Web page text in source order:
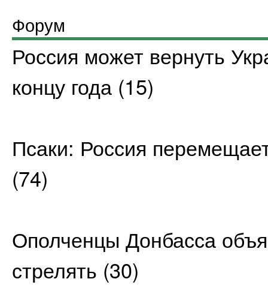
Форум
Россия может вернуть
концу года (15)
Псаки: Россия
(74)
Ополченцы Донбасса
стрелять (30)